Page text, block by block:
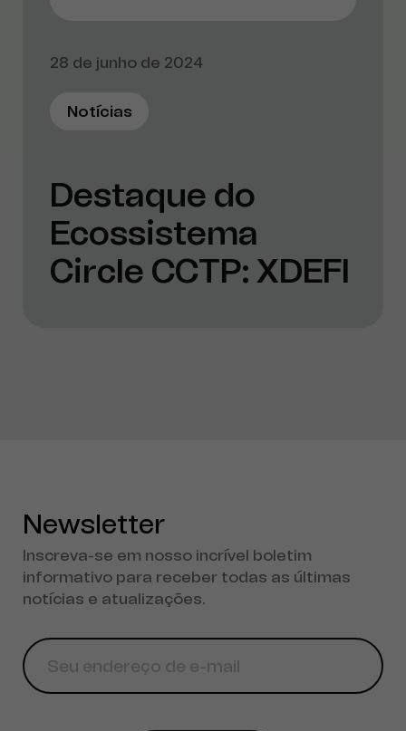
28 de junho de 2024
Notícias
Destaque do
Ecossistema
Circle CCTP: XDEFI
Newsletter
Inscreva-se em nosso incrível boletim
informativo para receber todas as últimas
notícias e atualizações.